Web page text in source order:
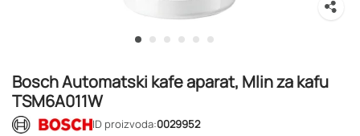
Bosch Automatski kafe aparat, Mlin za kafu
TSM6A011W
ID proizvoda:0029952